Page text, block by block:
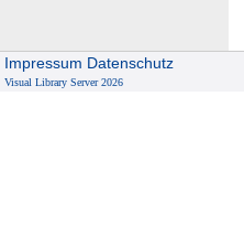
Impressum Datenschutz
Visual Library Server 2026